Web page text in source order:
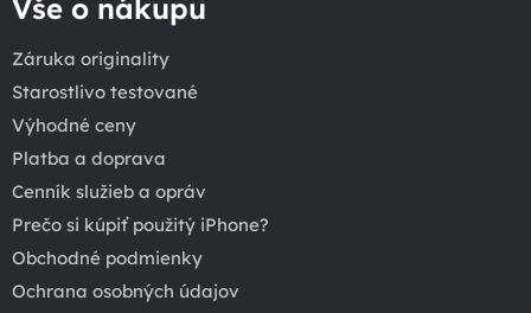
Vše o nákupu
Záruka originality
Starostlivo testované
Výhodné ceny
Platba a doprava
Cenník služieb a opráv
Prečo si kúpiť použitý iPhone?
Obchodné podmienky
Ochrana osobných údajov